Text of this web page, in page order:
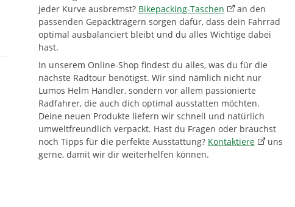
jeder Kurve ausbremst? Bikepacking-Taschen
an den
passenden Gepäckträgern sorgen dafür, dass dein Fahrrad
optimal ausbalanciert bleibt und du alles Wichtige dabei
hast.
In unserem Online-Shop findest du alles, was du für die
nächste Radtour benötigst. Wir sind nämlich nicht nur
Lumos Helm Händler, sondern vor allem passionierte
Radfahrer, die auch dich optimal ausstatten möchten.
Deine neuen Produkte liefern wir schnell und natürlich
umweltfreundlich verpackt. Hast du Fragen oder brauchst
noch Tipps für die perfekte Ausstattung? Kontaktiere
uns
gerne, damit wir dir weiterhelfen können.